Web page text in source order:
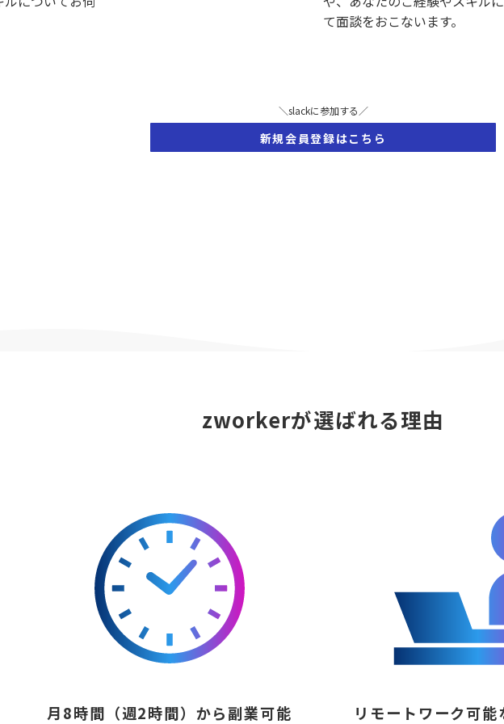
て面談をおこないます。
＼slackに参加する／
新規会員登録はこちら
zworkerが選ばれる理由
月8時間（週2時間）から副業可能 リモートワーク可